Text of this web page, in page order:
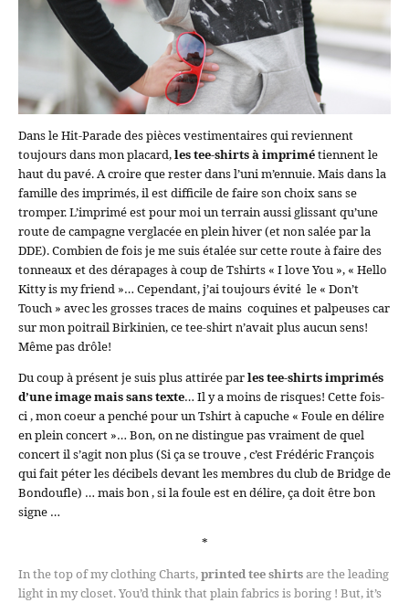
Dans le Hit-Parade des pièces vestimentaires qui reviennent
toujours dans mon placard,les tee-shirts à imprimétiennent le
haut du pavé. A croire que rester dans l’uni m’ennuie. Mais dans la
famille des imprimés, il est difficile de faire son choix sans se
tromper. L’imprimé est pour moi un terrain aussi glissant qu’une
route de campagne verglacée en plein hiver (et non salée par la
DDE). Combien de fois je me suis étalée sur cette route à faire des
tonneaux et des dérapages à coup de Tshirts « I love You », « Hello
Kitty is my friend »… Cependant, j’ai toujours évité le « Don’t
Touch » avec les grosses traces de mains coquines et palpeuses car
sur mon poitrail Birkinien, ce tee-shirt n’avait plus aucun sens!
Même pas drôle!
Du coup à présent je suis plus attirée parles tee-shirts imprimés
d’une image mais sans texte… Il y a moins de risques! Cette fois-
ci , mon coeur a penché pour un Tshirt à capuche « Foule en délire
en plein concert »… Bon, on ne distingue pas vraiment de quel
concert il s’agit non plus (Si ça se trouve , c’est Frédéric François
qui fait péter les décibels devant les membres du club de Bridge de
Bondoufle) … mais bon , si la foule est en délire, ça doit être bon
signe …
*
In the top of my clothing Charts,printed tee shirtsare the leading
light in my closet. You’d think that plain fabrics is boring ! But, it’s